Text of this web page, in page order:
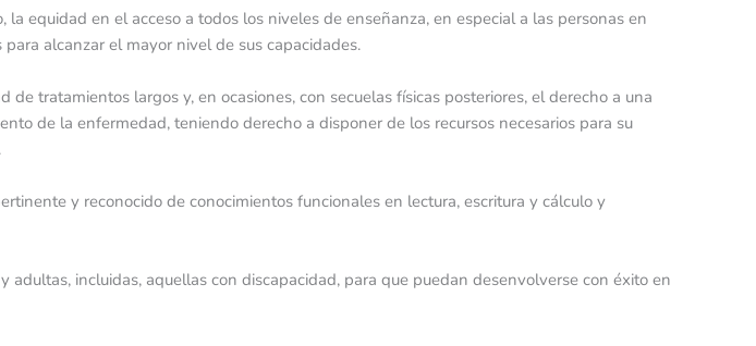
equidad en el acceso a todos los niveles de enseñanza, en especial a las personas en
alcanzar el mayor nivel de sus capacidades.
tratamientos largos y, en ocasiones, con secuelas físicas posteriores, el derecho a una
de la enfermedad, teniendo derecho a disponer de los recursos necesarios para su
y reconocido de conocimientos funcionales en lectura, escritura y cálculo y
incluidas, aquellas con discapacidad, para que puedan desenvolverse con éxito en